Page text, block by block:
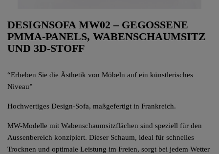
DESIGNSOFA MW02 – GEGOSSENE
PMMA-PANELS, WABENSCHAUMSITZ
UND 3D-STOFF
“Erheben Sie die Ästhetik von Möbeln auf ein künstlerisches
Niveau”
Hochwertiges Design-Sofa, maßgefertigt in Frankreich.
MW-Modelle mit Wabenschaumsitzflächen sind speziell für den
Aussenbereich konzipiert. Dieser Schaum, ideal für schnelles
Trocknen und optimale Leistung im Freien, sorgt bei jedem Wetter